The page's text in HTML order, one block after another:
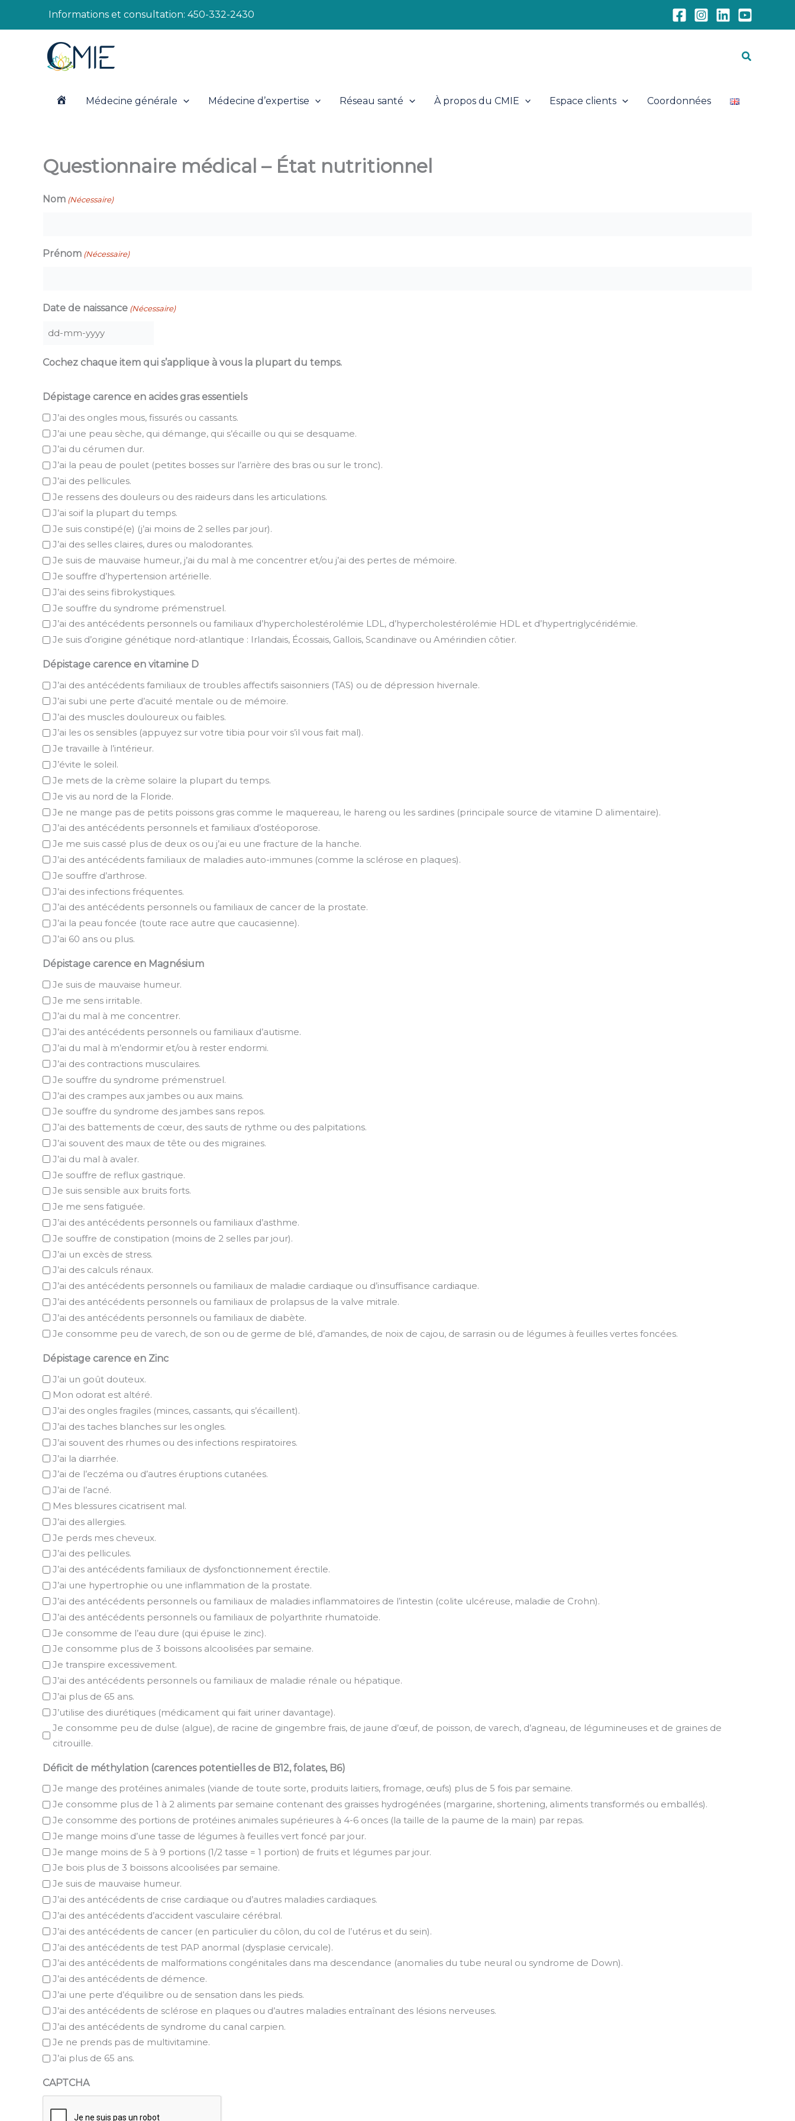
Informations et consultation: 450-332-2430
e
l
Médecine générale Médecine d’expertise Réseau santé À propos du CMIE Espace clients Coordonnées
Questionnaire médical – État nutritionnel
Nom (Nécessaire)
Prénom (Nécessaire)
Date de naissance (Nécessaire)
DD
dash
YYYY
Cochez chaque item qui s’applique à vous la plupart du temps.
Dépistage carence en acides gras essentiels
J’ai des ongles mous, fissurés ou cassants.
J’ai une peau sèche, qui démange, qui s’écaille ou qui se desquame.
J’ai du cérumen dur.
J’ai la peau de poulet (petites bosses sur l’arrière des bras ou sur le tronc).
J’ai des pellicules.
Je ressens des douleurs ou des raideurs dans les articulations.
J’ai soif la plupart du temps.
Je suis constipé(e) (j’ai moins de 2 selles par jour).
J’ai des selles claires, dures ou malodorantes.
Je suis de mauvaise humeur, j’ai du mal à me concentrer et/ou j’ai des pertes de mémoire.
Je souffre d’hypertension artérielle.
J’ai des seins fibrokystiques.
Je souffre du syndrome prémenstruel.
J’ai des antécédents personnels ou familiaux d’hypercholestérolémie LDL, d’hypercholestérolémie HDL et d’hypertriglycéridémie.
Je suis d’origine génétique nord-atlantique : Irlandais, Écossais, Gallois, Scandinave ou Amérindien côtier.
Dépistage carence en vitamine D
J’ai des antécédents familiaux de troubles affectifs saisonniers (TAS) ou de dépression hivernale.
J’ai subi une perte d’acuité mentale ou de mémoire.
J’ai des muscles douloureux ou faibles.
J’ai les os sensibles (appuyez sur votre tibia pour voir s’il vous fait mal).
Je travaille à l’intérieur.
J’évite le soleil.
Je mets de la crème solaire la plupart du temps.
Je vis au nord de la Floride.
Je ne mange pas de petits poissons gras comme le maquereau, le hareng ou les sardines (principale source de vitamine D alimentaire).
J’ai des antécédents personnels et familiaux d’ostéoporose.
Je me suis cassé plus de deux os ou j’ai eu une fracture de la hanche.
J’ai des antécédents familiaux de maladies auto-immunes (comme la sclérose en plaques).
Je souffre d’arthrose.
J’ai des infections fréquentes.
J’ai des antécédents personnels ou familiaux de cancer de la prostate.
J’ai la peau foncée (toute race autre que caucasienne).
J’ai 60 ans ou plus.
Dépistage carence en Magnésium
Je suis de mauvaise humeur.
Je me sens irritable.
J’ai du mal à me concentrer.
J’ai des antécédents personnels ou familiaux d’autisme.
J’ai du mal à m’endormir et/ou à rester endormi.
J’ai des contractions musculaires.
Je souffre du syndrome prémenstruel.
J’ai des crampes aux jambes ou aux mains.
Je souffre du syndrome des jambes sans repos.
J’ai des battements de cœur, des sauts de rythme ou des palpitations.
J’ai souvent des maux de tête ou des migraines.
J’ai du mal à avaler.
Je souffre de reflux gastrique.
Je suis sensible aux bruits forts.
Je me sens fatiguée.
J’ai des antécédents personnels ou familiaux d’asthme.
Je souffre de constipation (moins de 2 selles par jour).
J’ai un excès de stress.
J’ai des calculs rénaux.
J’ai des antécédents personnels ou familiaux de maladie cardiaque ou d’insuffisance cardiaque.
J’ai des antécédents personnels ou familiaux de prolapsus de la valve mitrale.
J’ai des antécédents personnels ou familiaux de diabète.
Je consomme peu de varech, de son ou de germe de blé, d’amandes, de noix de cajou, de sarrasin ou de légumes à feuilles vertes foncées.
Dépistage carence en Zinc
J’ai un goût douteux.
Mon odorat est altéré.
J’ai des ongles fragiles (minces, cassants, qui s’écaillent).
J’ai des taches blanches sur les ongles.
J’ai souvent des rhumes ou des infections respiratoires.
J’ai la diarrhée.
J’ai de l’eczéma ou d’autres éruptions cutanées.
J’ai de l’acné.
Mes blessures cicatrisent mal.
J’ai des allergies.
Je perds mes cheveux.
J’ai des pellicules.
J’ai des antécédents familiaux de dysfonctionnement érectile.
J’ai une hypertrophie ou une inflammation de la prostate.
J’ai des antécédents personnels ou familiaux de maladies inflammatoires de l’intestin (colite ulcéreuse, maladie de Crohn).
J’ai des antécédents personnels ou familiaux de polyarthrite rhumatoïde.
Je consomme de l’eau dure (qui épuise le zinc).
Je consomme plus de 3 boissons alcoolisées par semaine.
Je transpire excessivement.
J’ai des antécédents personnels ou familiaux de maladie rénale ou hépatique.
J’ai plus de 65 ans.
J’utilise des diurétiques (médicament qui fait uriner davantage).
Je consomme peu de dulse (algue), de racine de gingembre frais, de jaune d’œuf, de poisson, de varech, d’agneau, de légumineuses et de graines de
citrouille.
Déficit de méthylation (carences potentielles de B12, folates, B6)
Je mange des protéines animales (viande de toute sorte, produits laitiers, fromage, œufs) plus de 5 fois par semaine.
Je consomme plus de 1 à 2 aliments par semaine contenant des graisses hydrogénées (margarine, shortening, aliments transformés ou emballés).
Je consomme des portions de protéines animales supérieures à 4-6 onces (la taille de la paume de la main) par repas.
Je mange moins d’une tasse de légumes à feuilles vert foncé par jour.
Je mange moins de 5 à 9 portions (1/2 tasse = 1 portion) de fruits et légumes par jour.
Je bois plus de 3 boissons alcoolisées par semaine.
Je suis de mauvaise humeur.
J’ai des antécédents de crise cardiaque ou d’autres maladies cardiaques.
J’ai des antécédents d’accident vasculaire cérébral.
J’ai des antécédents de cancer (en particulier du côlon, du col de l’utérus et du sein).
J’ai des antécédents de test PAP anormal (dysplasie cervicale).
J’ai des antécédents de malformations congénitales dans ma descendance (anomalies du tube neural ou syndrome de Down).
J’ai des antécédents de démence.
J’ai une perte d’équilibre ou de sensation dans les pieds.
J’ai des antécédents de sclérose en plaques ou d’autres maladies entraînant des lésions nerveuses.
J’ai des antécédents de syndrome du canal carpien.
Je ne prends pas de multivitamine.
J’ai plus de 65 ans.
CAPTCHA